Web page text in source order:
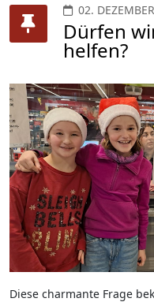
02.
Dürfen
helfen?
Diese charmante Frage